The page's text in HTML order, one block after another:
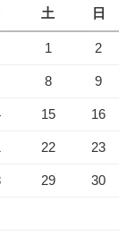
土 日
1 2
8 9
15 16
22 23
29 30